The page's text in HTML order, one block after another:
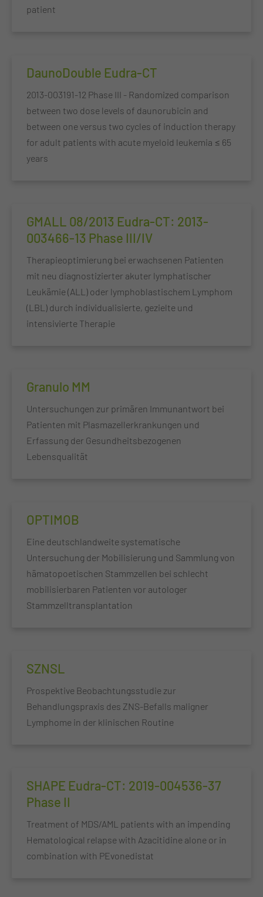
patient
DaunoDouble Eudra-CT
2013-003191-12 Phase III - Randomized comparison
between two dose levels of daunorubicin and
between one versus two cycles of induction therapy
for adult patients with acute myeloid leukemia ≤ 65
years
GMALL 08/2013 Eudra-CT: 2013-
003466-13 Phase III/IV
Therapieoptimierung bei erwachsenen Patienten
mit neu diagnostizierter akuter lymphatischer
Leukämie (ALL) oder lymphoblastischem Lymphom
(LBL) durch individualisierte, gezielte und
intensivierte Therapie
Granulo MM
Untersuchungen zur primären Immunantwort bei
Patienten mit Plasmazellerkrankungen und
Erfassung der Gesundheitsbezogenen
Lebensqualität
OPTIMOB
Eine deutschlandweite systematische
Untersuchung der Mobilisierung und Sammlung von
hämatopoetischen Stammzellen bei schlecht
mobilisierbaren Patienten vor autologer
Stammzelltransplantation
SZNSL
Prospektive Beobachtungsstudie zur
Behandlungspraxis des ZNS-Befalls maligner
Lymphome in der klinischen Routine
SHAPE Eudra-CT: 2019-004536-37
Phase II
Treatment of MDS/AML patients with an impending
Hematological relapse with Azacitidine alone or in
combination with PEvonedistat